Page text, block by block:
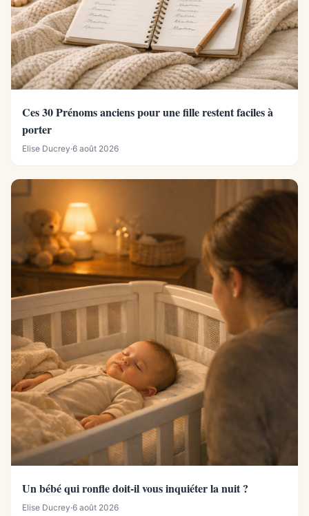
Ces 30 Prénoms anciens pour une fille restent faciles à
porter
Elise Ducrey·6 août 2026
Un bébé qui ronfle doit-il vous inquiéter la nuit ?
Elise Ducrey·6 août 2026